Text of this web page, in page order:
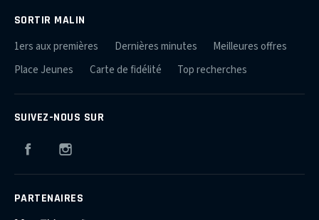
SORTIR MALIN
1ers aux premières Dernières minutes
Meilleures offres
Place Jeunes
Carte de fidélité Top recherches
SUIVEZ-NOUS SUR
Facebook
PARTENAIRES